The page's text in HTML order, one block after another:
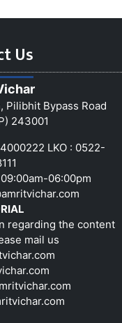
Us
Pilibhit Bypass Road
243001
LKO : 0522-
06:00pm
regarding the content
mail us